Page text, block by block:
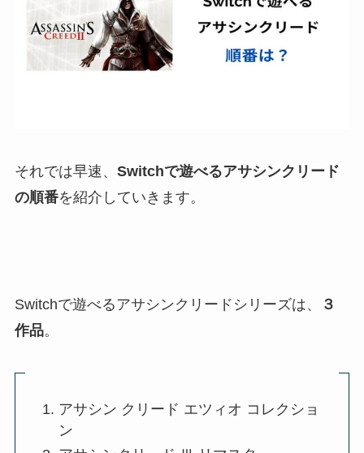
それでは早速、 Switchで遊べるアサシンクリード
の順番を紹介していきます。
Switchで遊べるアサシンクリードシリーズは、
３
作品。
アサシン クリード エツィオ コレクショ
ン